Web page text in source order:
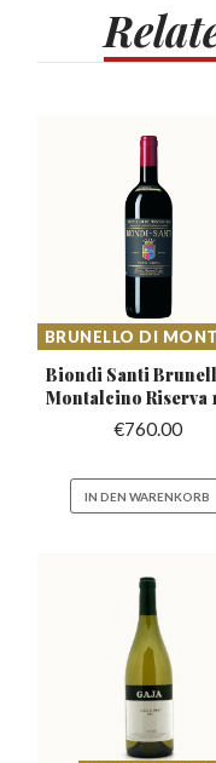
BRUNELLO DI
Biondi Santi
Montalcino Riserva
€760.00
IN DEN WARENKORB